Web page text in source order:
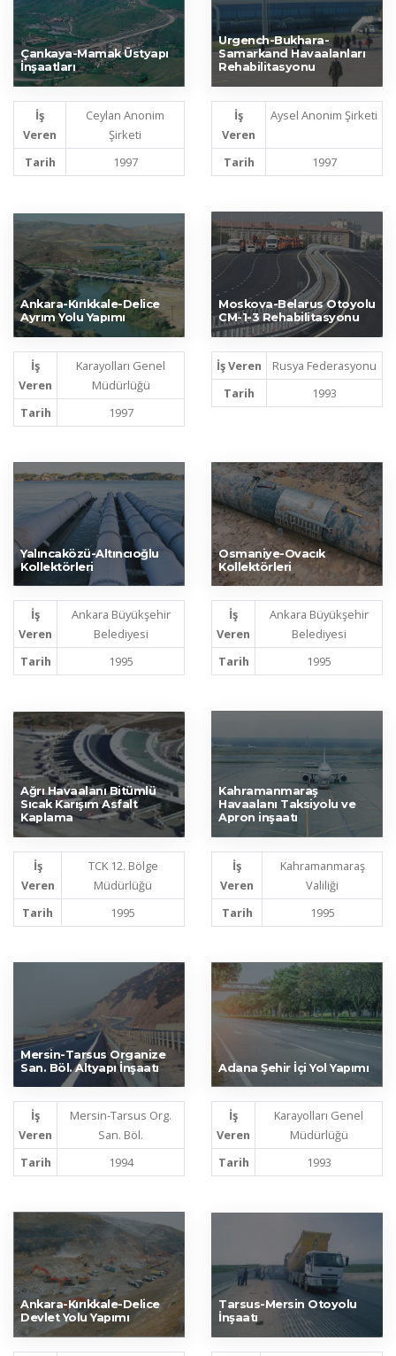
Çankaya-Mamak Üstyapı
İnşaatları
İş
Veren
Ceylan Anonim
Şirketi
Tarih
1997
Urgench-Bukhara-
Samarkand Havaalanları
Rehabilitasyonu
İş
Veren
Aysel Anonim Şirketi
Tarih 1997
Ankara-Kırıkkale-Delice
Ayrım Yolu Yapımı
İş
Veren
Karayolları Genel
Müdürlüğü
Tarih
1997
Moskova-Belarus Otoyolu
CM-1-3 Rehabilitasyonu
İş Veren
Rusya Federasyonu
Tarih
1993
Yalıncaközü-Altıncıoğlu
Kollektörleri
İş
Veren
Ankara Büyükşehir
Belediyesi
Tarih
1995
Osmaniye-Ovacık
Kollektörleri
İş
Veren
Ankara Büyükşehir
Belediyesi
Tarih
1995
Ağrı Havaalanı Bitümlü
Sıcak Karışım Asfalt
Kaplama
İş
Veren
TCK 12. Bölge
Müdürlüğü
Tarih
1995
Kahramanmaraş
Havaalanı Taksiyolu ve
Apron inşaatı
İş
Veren
Kahramanmaraş
Valiliği
Tarih
1995
Mersin-Tarsus Organize
San. Böl. Altyapı İnşaatı
İş
Veren
Mersin-Tarsus Org.
San. Böl.
Tarih
1994
Adana Şehir İçi Yol Yapımı
İş
Veren
Karayolları Genel
Müdürlüğü
Tarih
1993
Ankara-Kırıkkale-Delice
Devlet Yolu Yapımı
Tarsus-Mersin Otoyolu
İnşaatı